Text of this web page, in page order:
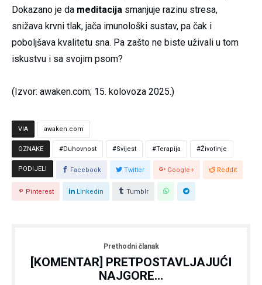
Dokazano je da meditacija smanjuje razinu stresa,
snižava krvni tlak, jača imunološki sustav, pa čak i
poboljšava kvalitetu sna. Pa zašto ne biste uživali u tom
iskustvu i sa svojim psom?
(Izvor: awaken.com; 15. kolovoza 2025.)
VIA awaken.com
OZNAKE Duhovnost Svijest Terapija Životinje
PODIJELI Facebook Twitter Google+ Reddit
Pinterest Linkedin Tumblr
Prethodni članak
[KOMENTAR] PRETPOSTAVLJAJUĆI
NAJGORE…